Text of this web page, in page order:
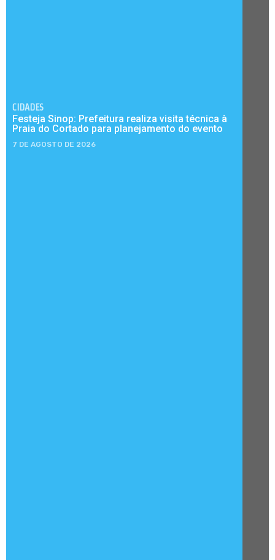
CIDADES
Festeja Sinop: Prefeitura realiza visita técnica à
Praia do Cortado para planejamento do evento
7 DE AGOSTO DE 2026